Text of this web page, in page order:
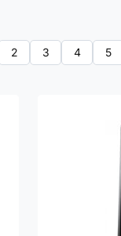
2 3 4 5